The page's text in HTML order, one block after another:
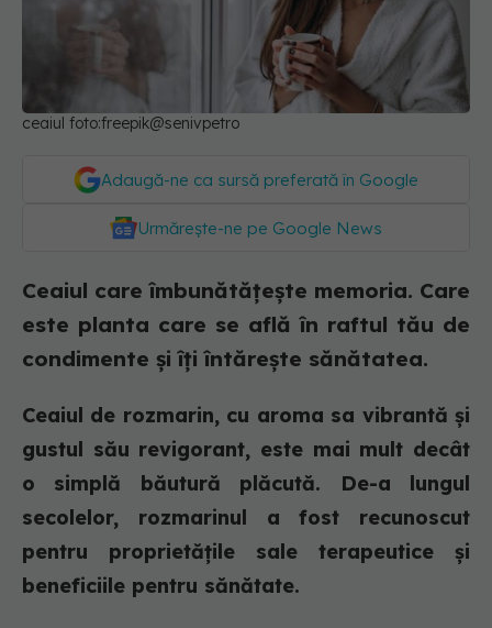
ceaiul foto:freepik@senivpetro
Adaugă-ne ca sursă preferată în Google
Urmărește-ne pe Google News
Ceaiul care îmbunătățește memoria. Care
este planta care se află în raftul tău de
condimente și îți întărește sănătatea.
Ceaiul de rozmarin, cu aroma sa vibrantă și
gustul său revigorant, este mai mult decât
o simplă băutură plăcută. De-a lungul
secolelor, rozmarinul a fost recunoscut
pentru proprietățile sale terapeutice și
beneficiile pentru sănătate.